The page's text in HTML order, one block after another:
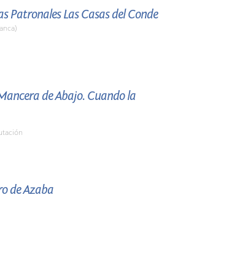
Patronales Las Casas del Conde
de Abajo. Cuando la
de Azaba